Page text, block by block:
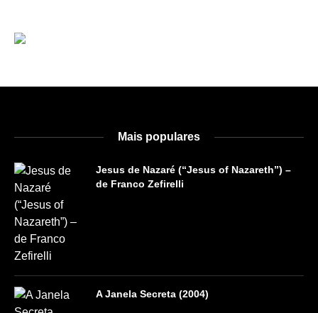
Mais populares
Jesus de Nazaré (“Jesus of Nazareth”) –
de Franco Zefirelli
A Janela Secreta (2004)